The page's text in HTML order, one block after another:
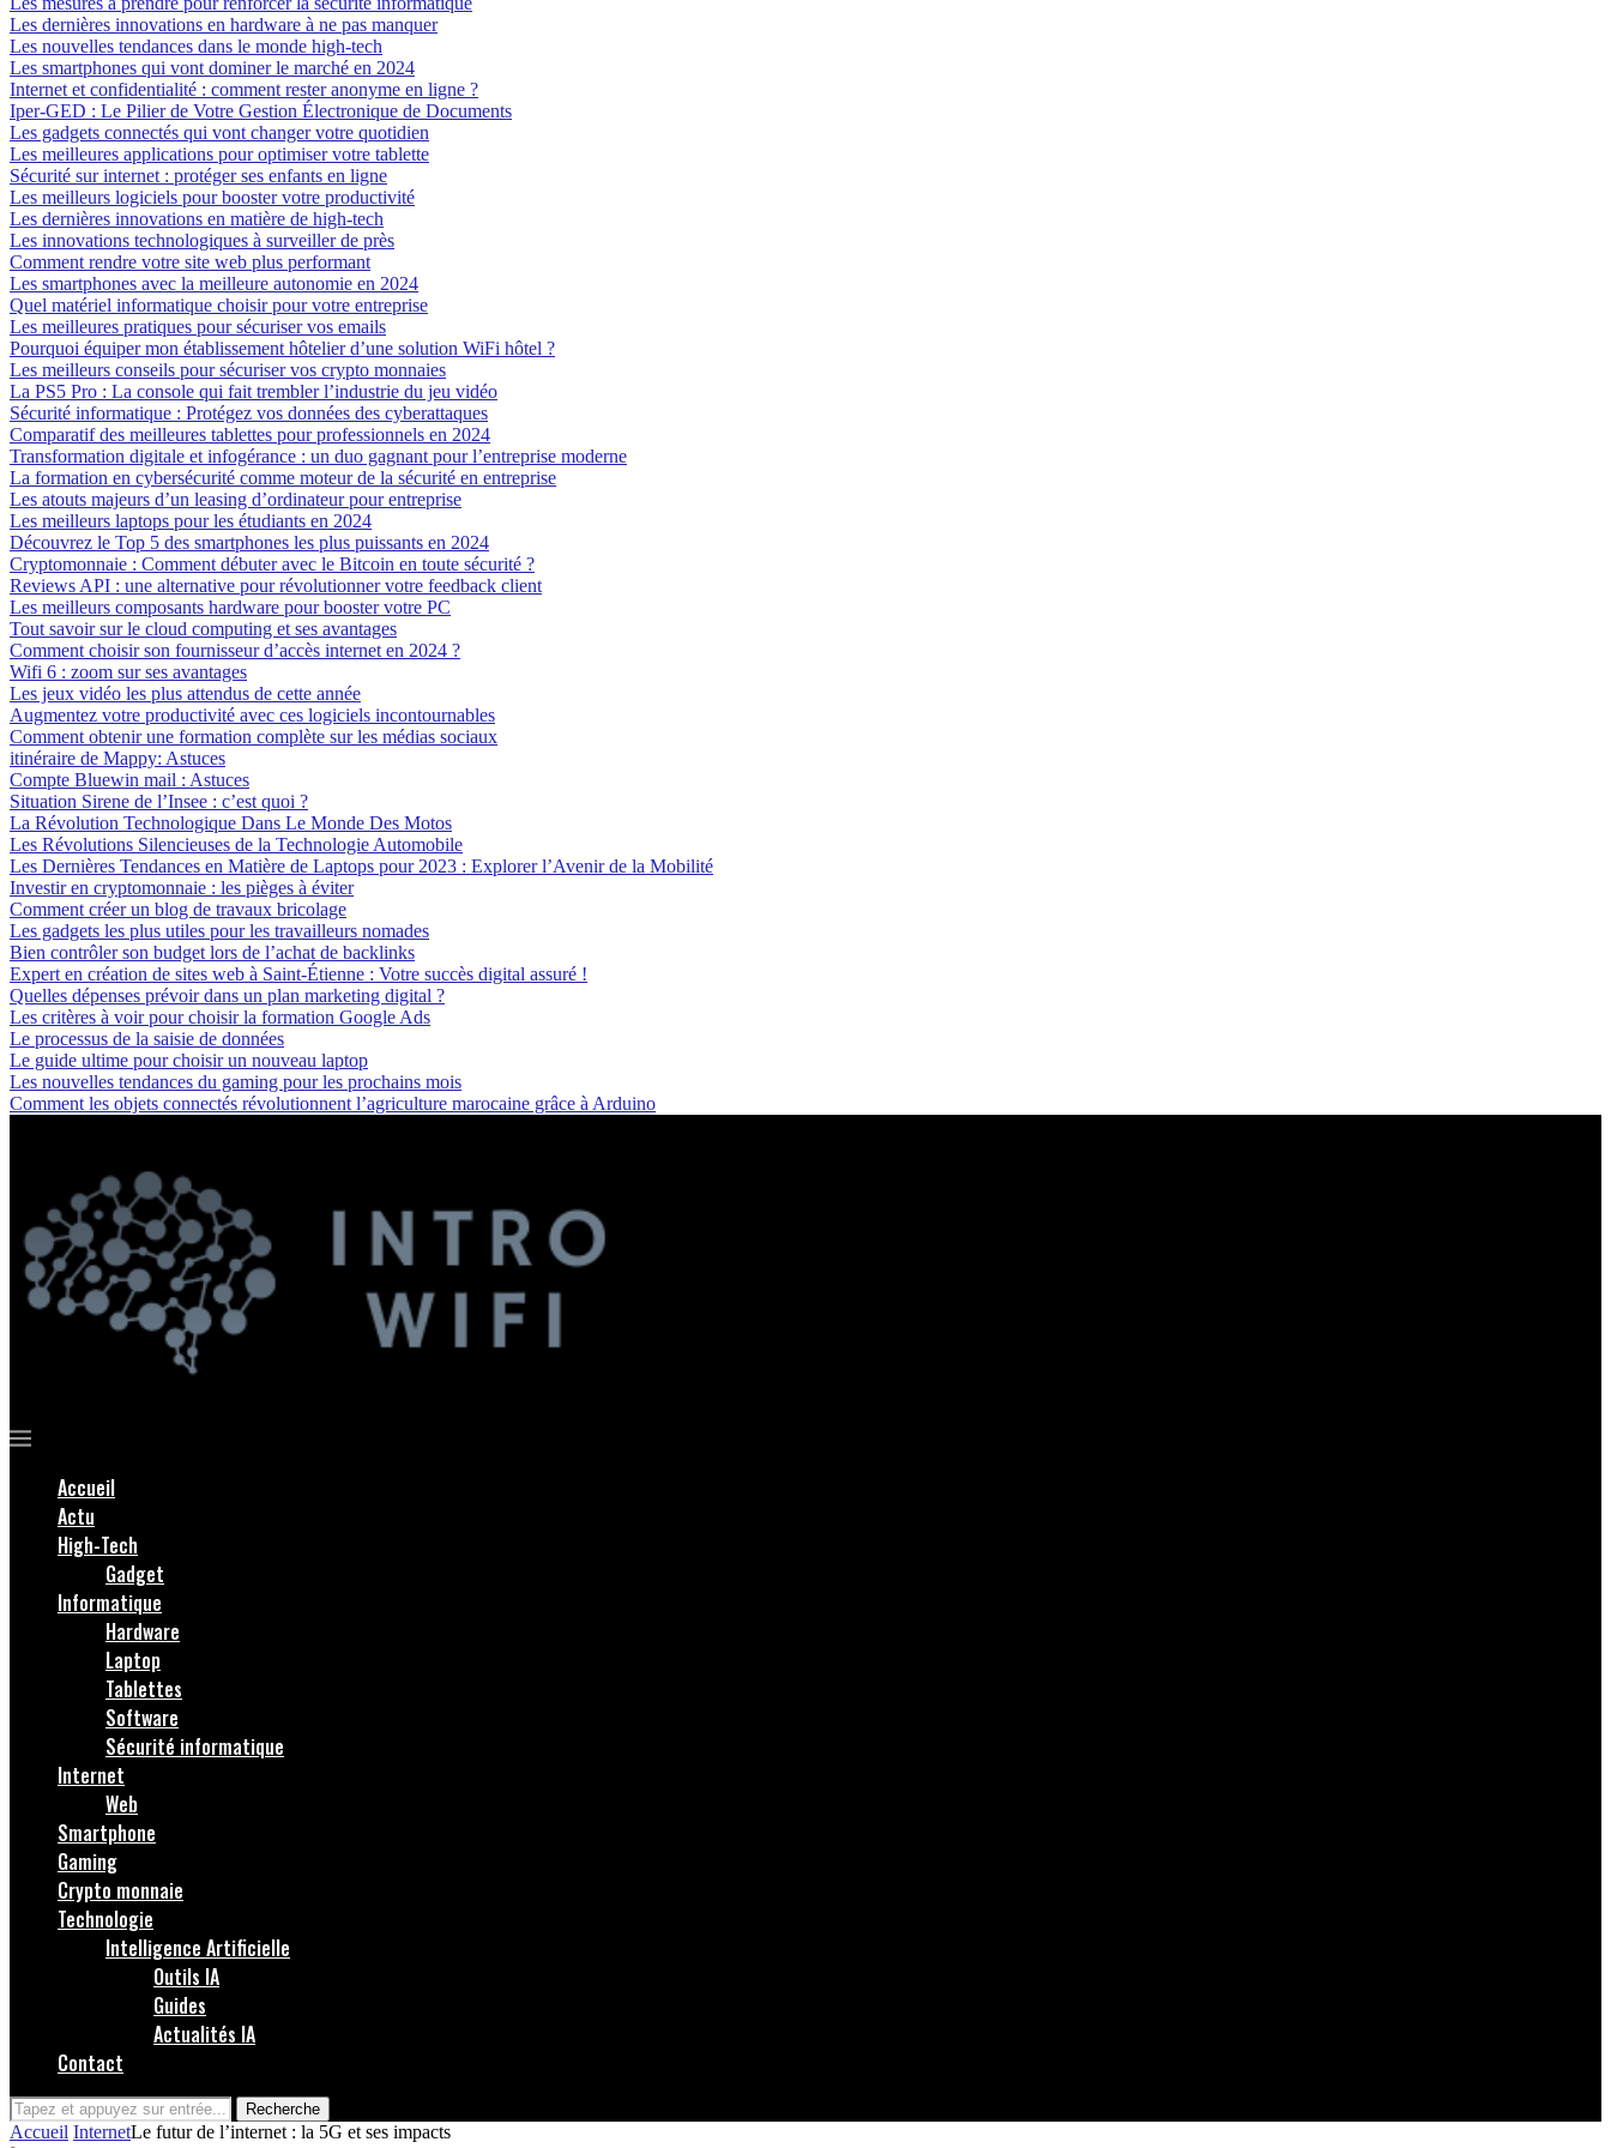
Les dernières innovations en hardware à ne pas manquer
Les nouvelles tendances dans le monde high-tech
Les smartphones qui vont dominer le marché en 2024
Internet et confidentialité : comment rester anonyme en ligne ?
Iper-GED : Le Pilier de Votre Gestion Électronique de Documents
Les gadgets connectés qui vont changer votre quotidien
Les meilleures applications pour optimiser votre tablette
Sécurité sur internet : protéger ses enfants en ligne
Les meilleurs logiciels pour booster votre productivité
Les dernières innovations en matière de high-tech
Les innovations technologiques à surveiller de près
Comment rendre votre site web plus performant
Les smartphones avec la meilleure autonomie en 2024
Quel matériel informatique choisir pour votre entreprise
Les meilleures pratiques pour sécuriser vos emails
Pourquoi équiper mon établissement hôtelier d’une solution WiFi hôtel ?
Les meilleurs conseils pour sécuriser vos crypto monnaies
La PS5 Pro : La console qui fait trembler l’industrie du jeu vidéo
Sécurité informatique : Protégez vos données des cyberattaques
Comparatif des meilleures tablettes pour professionnels en 2024
Transformation digitale et infogérance : un duo gagnant pour l’entreprise moderne
La formation en cybersécurité comme moteur de la sécurité en entreprise
Les atouts majeurs d’un leasing d’ordinateur pour entreprise
Les meilleurs laptops pour les étudiants en 2024
Découvrez le Top 5 des smartphones les plus puissants en 2024
Cryptomonnaie : Comment débuter avec le Bitcoin en toute sécurité ?
Reviews API : une alternative pour révolutionner votre feedback client
Les meilleurs composants hardware pour booster votre PC
Tout savoir sur le cloud computing et ses avantages
Comment choisir son fournisseur d’accès internet en 2024 ?
Wifi 6 : zoom sur ses avantages
Les jeux vidéo les plus attendus de cette année
Augmentez votre productivité avec ces logiciels incontournables
Comment obtenir une formation complète sur les médias sociaux
itinéraire de Mappy: Astuces
Compte Bluewin mail : Astuces
Situation Sirene de l’Insee : c’est quoi ?
La Révolution Technologique Dans Le Monde Des Motos
Les Révolutions Silencieuses de la Technologie Automobile
Les Dernières Tendances en Matière de Laptops pour 2023 : Explorer l’Avenir de la Mobilité
Investir en cryptomonnaie : les pièges à éviter
Comment créer un blog de travaux bricolage
Les gadgets les plus utiles pour les travailleurs nomades
Bien contrôler son budget lors de l’achat de backlinks
Expert en création de sites web à Saint-Étienne : Votre succès digital assuré !
Quelles dépenses prévoir dans un plan marketing digital ?
Les critères à voir pour choisir la formation Google Ads
Le processus de la saisie de données
Le guide ultime pour choisir un nouveau laptop
Les nouvelles tendances du gaming pour les prochains mois
Comment les objets connectés révolutionnent l’agriculture marocaine grâce à Arduino
Accueil
Actu
High-Tech
Gadget
Informatique
Hardware
Laptop
Tablettes
Software
Sécurité informatique
Internet
Web
Smartphone
Gaming
Crypto monnaie
Technologie
Intelligence Artificielle
Outils IA
Guides
Actualités IA
Contact
Recherche
Accueil InternetLe futur de l’internet : la 5G et ses impacts